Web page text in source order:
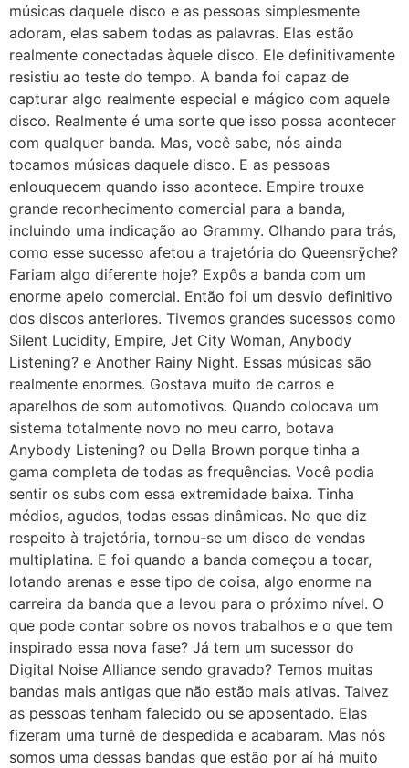
músicas daquele disco e as pessoas simplesmente
adoram, elas sabem todas as palavras. Elas estão
realmente conectadas àquele disco. Ele definitivamente
resistiu ao teste do tempo. A banda foi capaz de
capturar algo realmente especial e mágico com aquele
disco. Realmente é uma sorte que isso possa acontecer
com qualquer banda. Mas, você sabe, nós ainda
tocamos músicas daquele disco. E as pessoas
enlouquecem quando isso acontece. Empire trouxe
grande reconhecimento comercial para a banda,
incluindo uma indicação ao Grammy. Olhando para trás,
como esse sucesso afetou a trajetória do Queensrÿche?
Fariam algo diferente hoje? Expôs a banda com um
enorme apelo comercial. Então foi um desvio definitivo
dos discos anteriores. Tivemos grandes sucessos como
Silent Lucidity, Empire, Jet City Woman, Anybody
Listening? e Another Rainy Night. Essas músicas são
realmente enormes. Gostava muito de carros e
aparelhos de som automotivos. Quando colocava um
sistema totalmente novo no meu carro, botava
Anybody Listening? ou Della Brown porque tinha a
gama completa de todas as frequências. Você podia
sentir os subs com essa extremidade baixa. Tinha
médios, agudos, todas essas dinâmicas. No que diz
respeito à trajetória, tornou-se um disco de vendas
multiplatina. E foi quando a banda começou a tocar,
lotando arenas e esse tipo de coisa, algo enorme na
carreira da banda que a levou para o próximo nível. O
que pode contar sobre os novos trabalhos e o que tem
inspirado essa nova fase? Já tem um sucessor do
Digital Noise Alliance sendo gravado? Temos muitas
bandas mais antigas que não estão mais ativas. Talvez
as pessoas tenham falecido ou se aposentado. Elas
fizeram uma turnê de despedida e acabaram. Mas nós
somos uma dessas bandas que estão por aí há muito